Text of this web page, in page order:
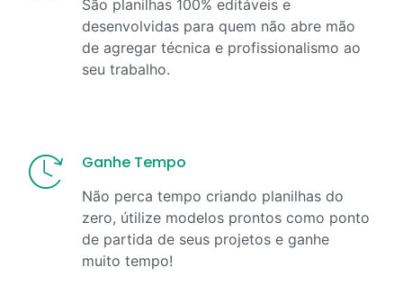
São planilhas 100% editáveis e
desenvolvidas para quem não abre mão
de agregar técnica e profissionalismo ao
seu trabalho.
Ganhe Tempo
Não perca tempo criando planilhas do
zero, útilize modelos prontos como ponto
de partida de seus projetos e ganhe
muito tempo!